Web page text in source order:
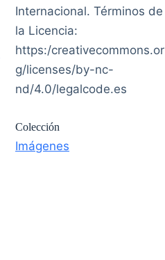
Internacional. Términos de
la Licencia:
https:/creativecommons.or
g/licenses/by-nc-
nd/4.0/legalcode.es
Colección
Imágenes